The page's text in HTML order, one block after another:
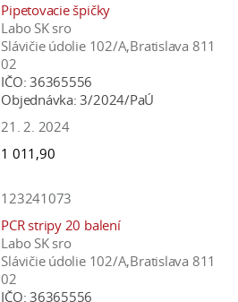
Pipetovacie špičky
Labo SK sro
Slávičie údolie 102/A,Bratislava 811
02
IČO: 36365556
Objednávka: 3/2024/PaÚ
21. 2. 2024
1 011,90
123241073
PCR stripy 20 balení
Labo SK sro
Slávičie údolie 102/A,Bratislava 811
02
IČO: 36365556